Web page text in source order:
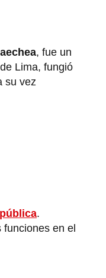
, fue un
Lima, fungió
su vez
.
funciones en el